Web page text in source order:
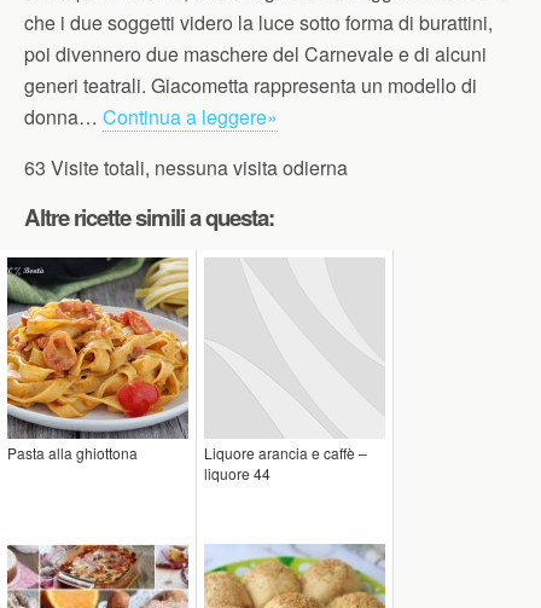
che i due soggetti videro la luce sotto forma di burattini,
poi divennero due maschere del Carnevale e di alcuni
generi teatrali. Giacometta rappresenta un modello di
donna… Continua a leggere»
63 Visite totali, nessuna visita odierna
Altre ricette simili a questa:
Pasta alla ghiottona
Liquore arancia e caffè –
liquore 44